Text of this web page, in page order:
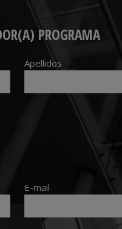
PROGRAMA
Apellidos
E-mail